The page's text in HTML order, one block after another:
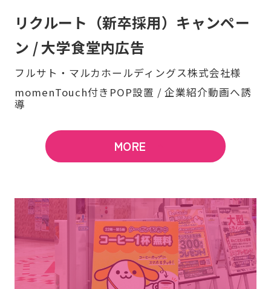
リクルート（新卒採用）キャンペー
ン / 大学食堂内広告
フルサト・マルカホールディングス株式会社様
momenTouch付きPOP設置 / 企業紹介動画へ誘
導
MORE